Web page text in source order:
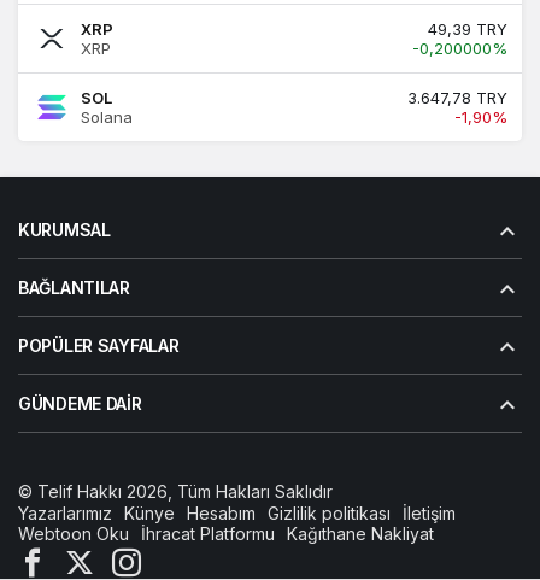
XRP
XRP
49,39 TRY
-0,200000%
SOL
Solana
3.647,78 TRY
-1,90%
KURUMSAL
BAĞLANTILAR
POPÜLER SAYFALAR
GÜNDEME DAIR
© Telif Hakkı 2026, Tüm Hakları Saklıdır
Yazarlarımız
Künye Hesabım Gizlilik politikası
İletişim
Webtoon Oku
İhracat Platformu Kağıthane Nakliyat